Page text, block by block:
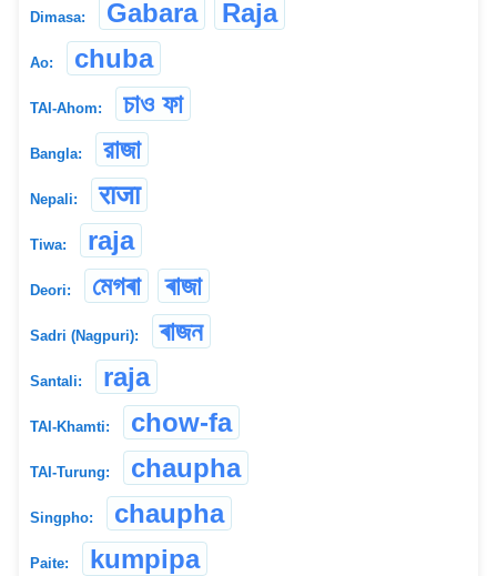
Dimasa: Gabara Raja
Ao: chuba
TAI-Ahom: চাও ফা
Bangla: রাজা
Nepali: राजा
Tiwa: raja
Deori: মেগৰা ৰাজা
Sadri (Nagpuri): ৰাজন
Santali: raja
TAI-Khamti: chow-fa
TAI-Turung: chaupha
Singpho: chaupha
Paite: kumpipa